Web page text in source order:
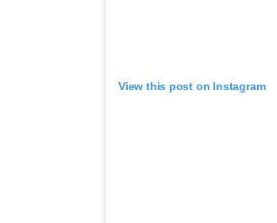
View this post on Instagram